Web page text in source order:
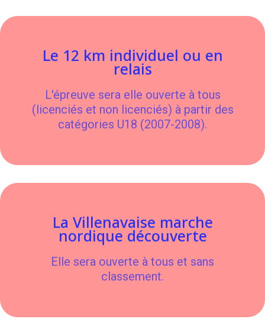
Le 12 km individuel ou en
relais
L'épreuve sera elle ouverte à tous
(licenciés et non licenciés) à partir des
catégories U18 (2007-2008).
La Villenavaise marche
nordique découverte
Elle sera ouverte à tous et sans
classement.